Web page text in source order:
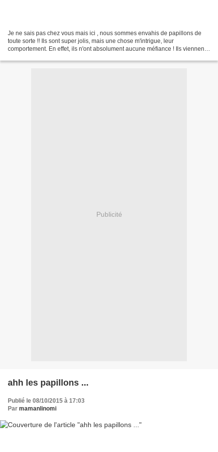
Je ne sais pas chez vous mais ici , nous sommes envahis de papillons de
toute sorte !! Ils sont super jolis, mais une chose m'intrigue, leur
comportement. En effet, ils n'ont absolument aucune méfiance ! Ils viennent
Publicité
ahh les papillons ...
Publié le 08/10/2015 à 17:03
Par mamanlinomi